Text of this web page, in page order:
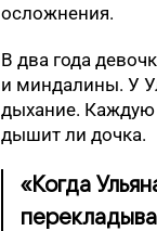
осложнения.
В два года
и миндалины. У
дыхание. Каждую
дышит ли дочка.
«Когда